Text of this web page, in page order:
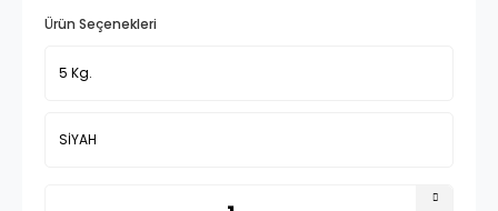
Ürün Seçenekleri